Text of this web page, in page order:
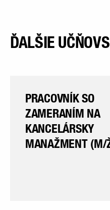
ĎALŠIE
PRACOVNÍK SO
ZAMERANÍM NA
KANCELÁRSKY
MANAŽMENT (M/